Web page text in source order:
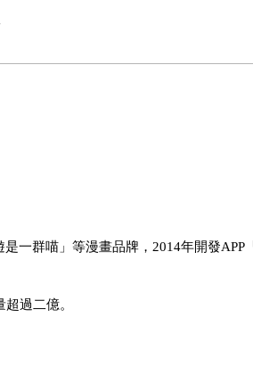
一群喵」等漫畫品牌，2014年開發APP
過二億。